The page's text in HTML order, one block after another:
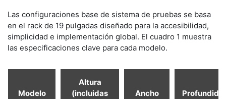
​Las configuraciones base de sistema de pruebas se basa
en el rack de 19 pulgadas diseñado para la accesibilidad,
simplicidad e implementación global. El cuadro 1 muestra
las especificaciones clave para cada modelo.
Modelo
Altura
(incluidas
Ancho